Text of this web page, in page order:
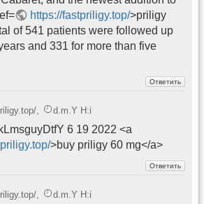
https://fastpriligy.top/>priligy
of 541 patients were followed up
and 331 for more than five
, d.m.Y H:i
6 19 2022 <a
>buy priligy 60 mg</a>
d.m.Y H:i